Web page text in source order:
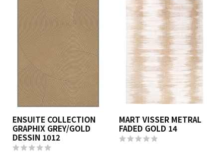
ENSUITE COLLECTION
GRAPHIX GREY/GOLD
DESSIN 1012
MART VISSER METRAL
FADED GOLD 14